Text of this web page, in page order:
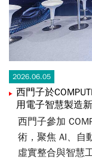
2026.06.05
西門子於
用電子智慧製造
西門子參加
術，聚焦 AI、自
虛實整合與智慧